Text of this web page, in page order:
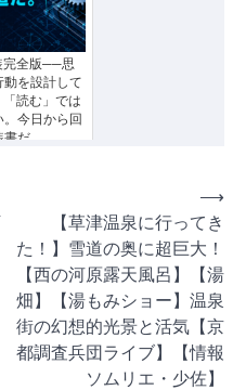
完全版──思
を設計して
読む」では
今日から回
だ。
【草津温泉に行ってき
た！】雪道の奥に超巨大！
【西の河原露天風呂】【湯
畑】【湯もみショー】温泉
街の幻想的光景と活気【京
都調査兵団ライブ】【情報
ソムリエ・少佐】
⟶